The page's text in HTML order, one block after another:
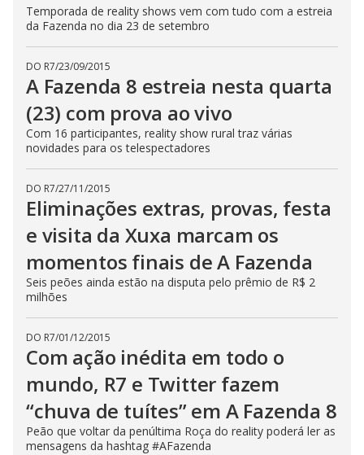
Temporada de reality shows vem com tudo com a estreia
da Fazenda no dia 23 de setembro
DO R7/23/09/2015
A Fazenda 8 estreia nesta quarta
(23) com prova ao vivo
Com 16 participantes, reality show rural traz várias
novidades para os telespectadores
DO R7/27/11/2015
Eliminações extras, provas, festa
e visita da Xuxa marcam os
momentos finais de A Fazenda
Seis peões ainda estão na disputa pelo prêmio de R$ 2
milhões
DO R7/01/12/2015
Com ação inédita em todo o
mundo, R7 e Twitter fazem
“chuva de tuítes” em A Fazenda 8
Peão que voltar da penúltima Roça do reality poderá ler as
mensagens da hashtag #AFazenda